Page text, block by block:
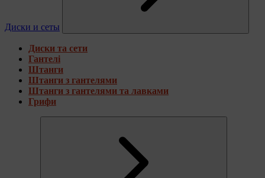
Диски и сеты
Диски та сети
Гантелі
Штанги
Штанги з гантелями
Штанги з гантелями та лавками
Грифи